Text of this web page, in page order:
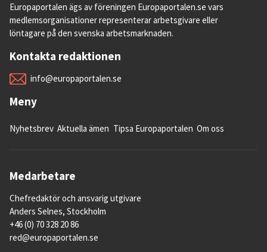
Europaportalen ägs av föreningen Europaportalen.se vars
medlemsorganisationer representerar arbetsgivare eller
löntagare på den svenska arbetsmarknaden.
Kontakta redaktionen
info@europaportalen.se
Meny
Nyhetsbrev Aktuella ämen Tipsa Europaportalen Om oss
Medarbetare
Chefredaktör och ansvarig utgivare
Anders Selnes, Stockholm
+46 (0) 70 328 20 86
red@europaportalen.se